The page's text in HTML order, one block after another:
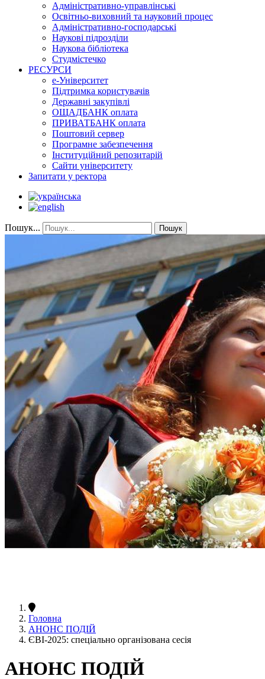
Адміністративно-управлінські
Освітньо-виховний та науковий процес
Адміністративно-господарські
Наукові підрозділи
Наукова бібліотека
Студмістечко
РЕСУРСИ
е-Університет
Підтримка користувачів
Державні закупівлі
ОЩАДБАНК оплата
ПРИВАТБАНК оплата
Поштовий сервер
Програмне забезпечення
Інституційний репозитарій
Сайти університету
Запитати у ректора
Пошук... Пошук
Головна
АНОНС ПОДІЙ
ЄВІ-2025: спеціально організована сесія
АНОНС ПОДІЙ